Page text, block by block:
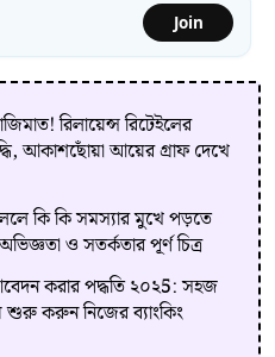
Join
রিলায়েন্স রিটেইলের
আকাশছোঁয়া আয়ের গ্রাফ দেখে
কি কি সমস্যার মুখে পড়তে
ও সতর্কতার পূর্ণ চিত্র
করার পদ্ধতি ২০২5: সহজ
শুরু করুন নিজের ব্যাংকিং